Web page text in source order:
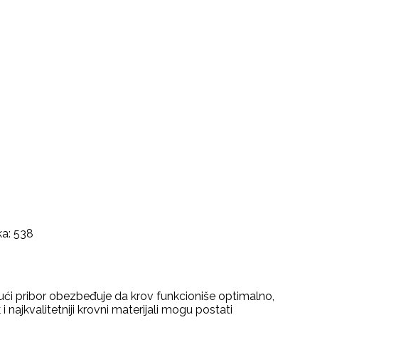
538
pribor obezbeđuje da krov funkcioniše optimalno,
najkvalitetniji krovni materijali mogu postati